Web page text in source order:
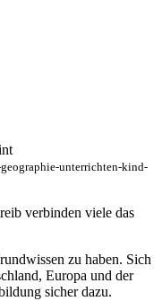
unterrichten-kind-
verbinden viele das
zu haben. Sich
Europa und der
sicher dazu.